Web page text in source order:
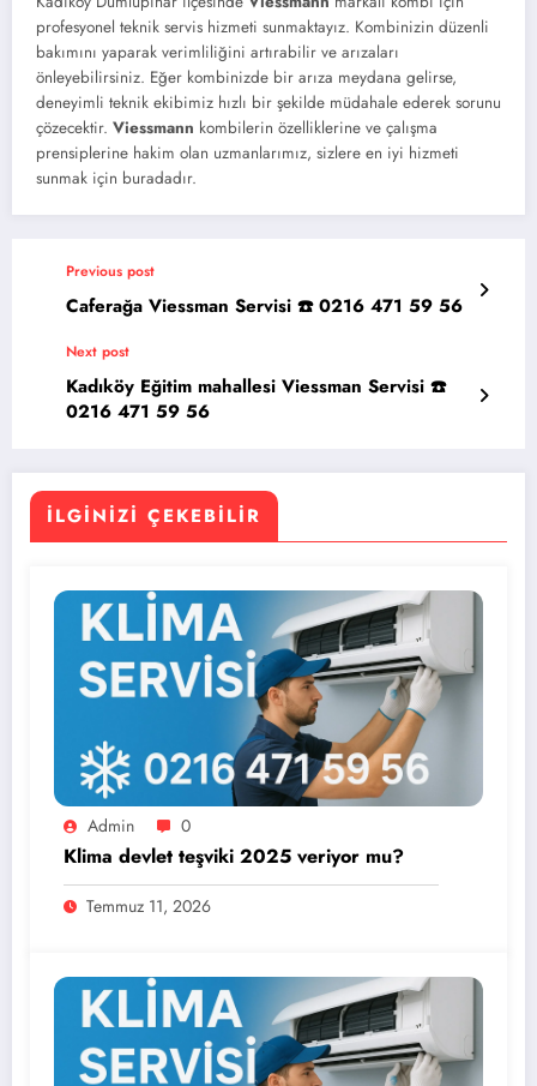
profesyonel teknik servis hizmeti sunmaktayız. Kombinizin düzenli
bakımını yaparak verimliliğini artırabilir ve arızaları
önleyebilirsiniz. Eğer kombinizde bir arıza meydana gelirse,
deneyimli teknik ekibimiz hızlı bir şekilde müdahale ederek sorunu
çözecektir. Viessmann kombilerin özelliklerine ve çalışma
prensiplerine hakim olan uzmanlarımız, sizlere en iyi hizmeti
sunmak için buradadır.
Previous post
Caferağa Viessman Servisi ☎️ 0216 471 59 56
Next post
Kadıköy Eğitim mahallesi Viessman Servisi ☎️
0216 471 59 56
İLGINIZI ÇEKEBILIR
Admin 0
Klima devlet teşviki 2025 veriyor mu?
Temmuz 11, 2026